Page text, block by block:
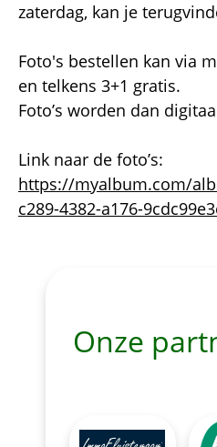
zaterdag, kan je
Foto's bestellen kan via
en telkens 3+1 gratis.
Foto’s worden dan
Link naar de foto’s:
https://myalbum.com/
c289-4382-a176-
Onze
Afbeelding